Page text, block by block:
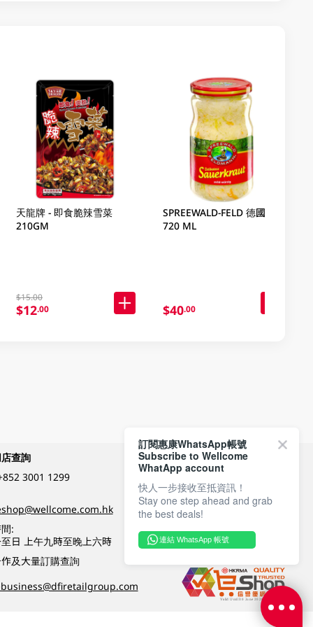
天龍牌 - 即食脆辣雪菜
210GM
$15.00
$12.00
SPREEWALD-FELD 德國酸菜
720 ML
$40.00
查詢
3001 1299
:
日 上午九時至晚上六時
及大量訂購查詢
付款方式
關注我們
訂閱惠康WhatsApp帳號
Subscribe to Wellcome
WhatApp account
快人一步接收至抵資訊！
Stay one step ahead and grab
the best deals!
連結 WhatsApp 帳號